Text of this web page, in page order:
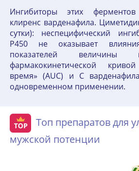
Ингибиторы этих
клиренс варденафила.
сутки): неспецифический
Р450 не оказывает
показателей
фармакокинетической
время» (AUC) и С
одновременном применении.
Топ препаратов для
мужской потенции